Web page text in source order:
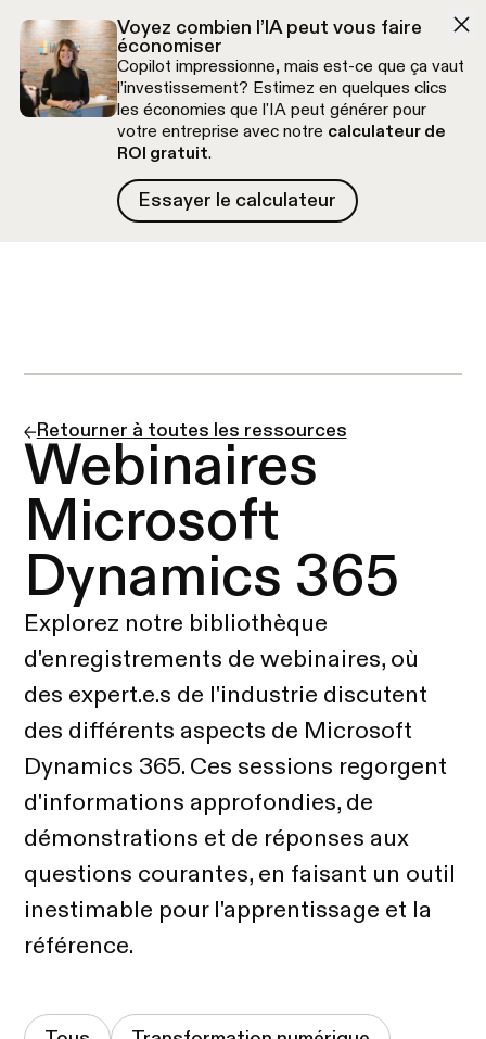
Voyez combien l’IA peut vous faire
économiser
Copilot impressionne, mais est-ce que ça vaut
l’investissement? Estimez en quelques clics
les économies que l'IA peut générer pour
votre entreprise avec notre calculateur de
ROI gratuit.
Essayer le calculateur
Essayer le calculateur
Retourner à toutes les ressources
Webinaires
Microsoft
Dynamics 365
Explorez notre bibliothèque
d'enregistrements de webinaires, où
des expert.e.s de l'industrie discutent
des différents aspects de Microsoft
Dynamics 365. Ces sessions regorgent
d'informations approfondies, de
démonstrations et de réponses aux
questions courantes, en faisant un outil
inestimable pour l'apprentissage et la
référence.